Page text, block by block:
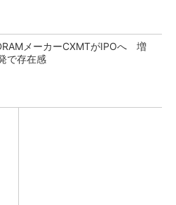
メーカーCXMTがIPOへ 増
で存在感